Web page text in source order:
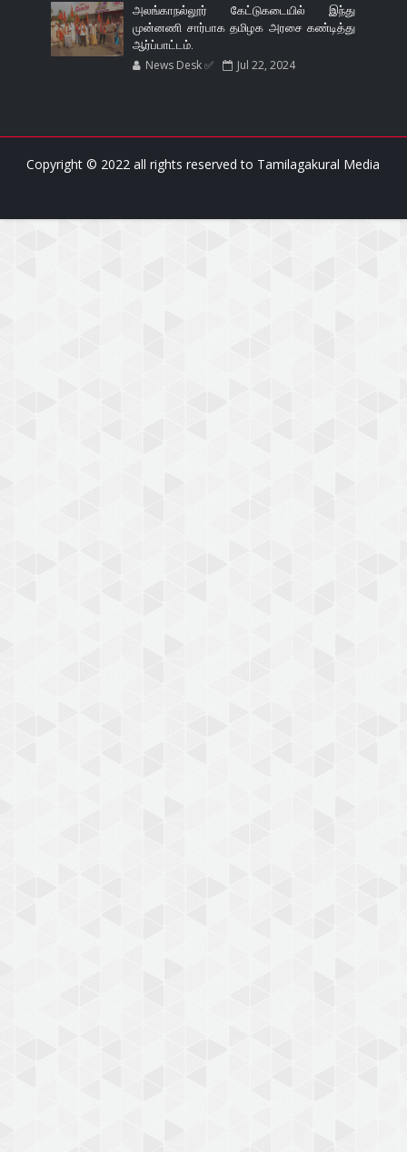
அலங்காநல்லூர் கேட்டுகடையில் இந்து
முன்னணி சார்பாக தமிழக அரசை கண்டித்து
ஆர்ப்பாட்டம்.
News Desk ✅ Jul 22, 2024
Copyright © 2022 all rights reserved to Tamilagakural Media